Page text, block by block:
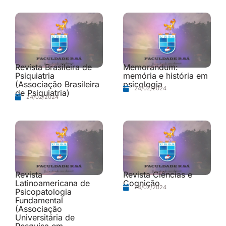
Revista Brasileira de
Psiquiatria
(Associação Brasileira
de Psiquiatria)
24/02/2024
Memorandum:
memória e história em
psicologia
24/02/2024
Revista
Latinoamericana de
Psicopatologia
Fundamental
(Associação
Universitária de
Revista Ciências e
Cognição
24/02/2024